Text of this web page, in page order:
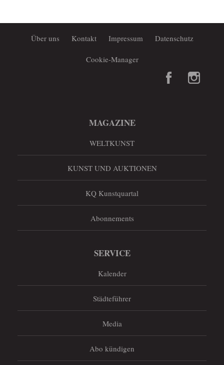
Über uns Kontakt Impressum Datenschutz
Cookie-Manager
MAGAZINE
WELTKUNST
KUNST UND AUKTIONEN
KQ Kunstquartal
Abonnements
SERVICE
Kalender
Städteführer
Media
Abo kündigen